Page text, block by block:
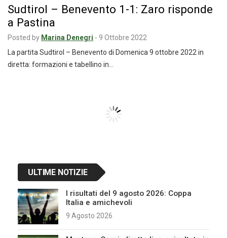
Sudtirol – Benevento 1-1: Zaro risponde
a Pastina
Posted by Marina Denegri - 9 Ottobre 2022
La partita Sudtirol – Benevento di Domenica 9 ottobre 2022 in
diretta: formazioni e tabellino in…